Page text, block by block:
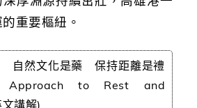
重要樞紐。
自然文化是藥 保持距離是禮
Approach to Rest and
講解)